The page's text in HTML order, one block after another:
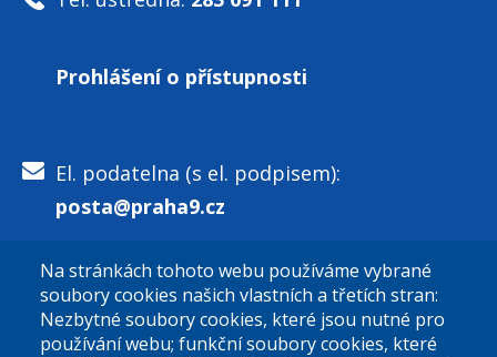
Prohlášení o přístupnosti
El. podatelna (s el. podpisem):
posta@praha9.cz
El. podatelna (bez el. podpisu):
podatelna@praha9.cz
Na stránkách tohoto webu používáme vybrané
soubory cookies našich vlastních a třetích stran:
Nezbytné soubory cookies, které jsou nutné pro
používání webu; funkční soubory cookies, které